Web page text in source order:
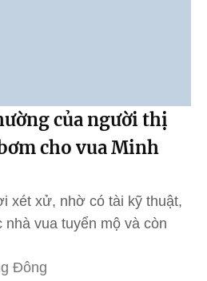
của người thị
cho vua Minh
xét xử, nhờ có tài kỹ thuật,
vua tuyển mộ và còn
Đông